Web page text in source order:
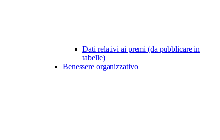
Dati relativi ai premi (da pubblicare in
tabelle)
Benessere organizzativo